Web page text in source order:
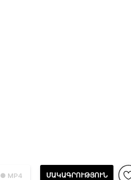
● MP4 ՄԱԿԱԳՐՈՒԹՅՈՒՆ